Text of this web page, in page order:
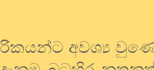
අවශ්‍ය වුණේ